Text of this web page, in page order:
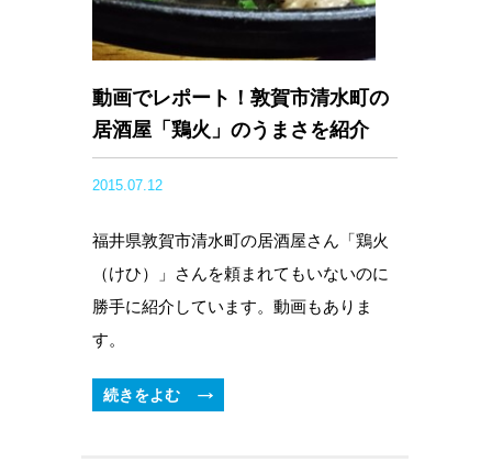
動画でレポート！敦賀市清水町の
居酒屋「鶏火」のうまさを紹介
2015.07.12
福井県敦賀市清水町の居酒屋さん「鶏火
（けひ）」さんを頼まれてもいないのに
勝手に紹介しています。動画もありま
す。
続きをよむ